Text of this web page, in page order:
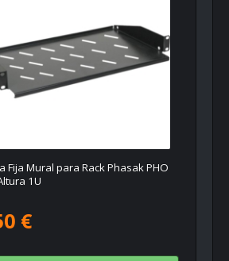
Fija Mural para Rack Phasak PHO
1U
€